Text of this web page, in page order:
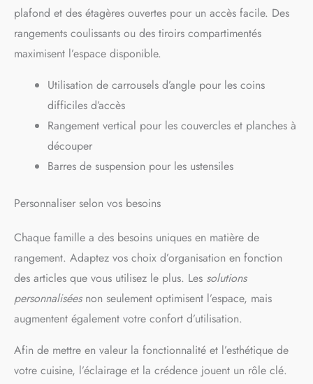
plafond et des étagères ouvertes pour un accès facile. Des
rangements coulissants ou des tiroirs compartimentés
maximisent l’espace disponible.
Utilisation de carrousels d’angle pour les coins
difficiles d’accès
Rangement vertical pour les couvercles et planches à
découper
Barres de suspension pour les ustensiles
Personnaliser selon vos besoins
Chaque famille a des besoins uniques en matière de
rangement. Adaptez vos choix d’organisation en fonction
des articles que vous utilisez le plus. Les solutions
personnaliséesnon seulement optimisent l’espace, mais
augmentent également votre confort d’utilisation.
Afin de mettre en valeur la fonctionnalité et l’esthétique de
votre cuisine, l’éclairage et la crédence jouent un rôle clé.